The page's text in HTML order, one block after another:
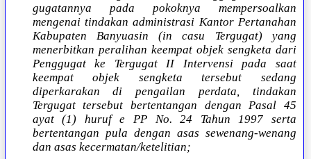
gugatannya pada pokoknya mempersoalkan
mengenai tindakan administrasi Kantor Pertanahan
Kabupaten Banyuasin (in casu Tergugat) yang
menerbitkan peralihan keempat objek sengketa dari
Penggugat ke Tergugat II Intervensi pada saat
keempat objek sengketa tersebut sedang
diperkarakan di pengailan perdata, tindakan
Tergugat tersebut bertentangan dengan Pasal 45
ayat (1) huruf e PP No. 24 Tahun 1997 serta
bertentangan pula dengan asas sewenang-wenang
dan asas kecermatan/ketelitian;